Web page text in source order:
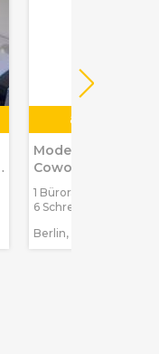
ab
Moderne Private
Coworking in
1 Büroraum max. 2
6 Schreibtischplätze
Berlin, Weißensee